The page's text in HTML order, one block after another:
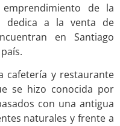
de la
dedica a la venta de
en Santiago
cafetería y restaurante
se hizo conocida por
con una antigua
naturales y frente a